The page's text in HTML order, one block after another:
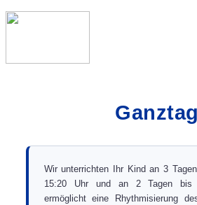
Ganztag
Wir unterrichten Ihr Kind an 3
15:20 Uhr und an 2 Tagen bis
ermöglicht eine Rhythmisierung